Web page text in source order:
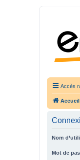
Accès
Accueil
Nom
Mot de